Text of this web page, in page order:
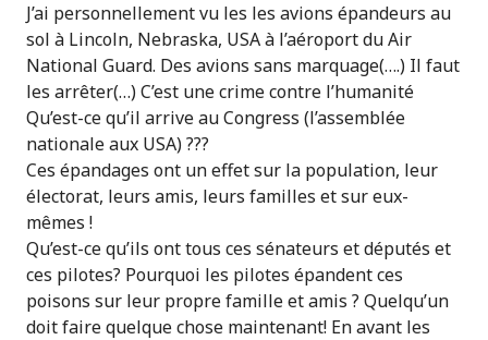
J’ai personnellement vu les les avions épandeurs au
sol à Lincoln, Nebraska, USA à l’aéroport du Air
National Guard. Des avions sans marquage(….) Il faut
les arrêter(…) C’est une crime contre l’humanité
Qu’est-ce qu’il arrive au Congress (l’assemblée
nationale aux USA) ???
Ces épandages ont un effet sur la population, leur
électorat, leurs amis, leurs familles et sur eux-
mêmes !
Qu’est-ce qu’ils ont tous ces sénateurs et députés et
ces pilotes? Pourquoi les pilotes épandent ces
poisons sur leur propre famille et amis ? Quelqu’un
doit faire quelque chose maintenant! En avant les